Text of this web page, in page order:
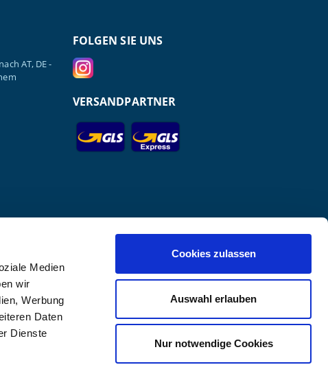
Medien
wir
Werbung
Daten
Dienste
Cookies zulassen
Auswahl erlauben
Nur notwendige Cookies
AT, DE -
FOLGEN SIE UNS
VERSANDPARTNER
GmbH.